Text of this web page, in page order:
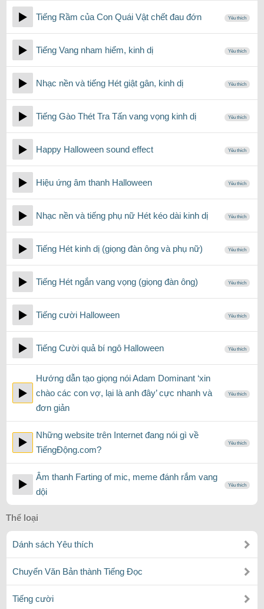
Tiếng Rầm của Con Quái Vật chết đau đớn Yêu thích
Tiếng Vang nham hiểm, kinh dị Yêu thích
Nhạc nền và tiếng Hét giật gân, kinh dị Yêu thích
Tiếng Gào Thét Tra Tấn vang vọng kinh dị Yêu thích
Happy Halloween sound effect Yêu thích
Hiệu ứng âm thanh Halloween Yêu thích
Nhạc nền và tiếng phụ nữ Hét kéo dài kinh dị Yêu thích
Tiếng Hét kinh dị (giọng đàn ông và phụ nữ) Yêu thích
Tiếng Hét ngắn vang vọng (giọng đàn ông) Yêu thích
Tiếng cười Halloween Yêu thích
Tiếng Cười quả bí ngô Halloween Yêu thích
Hướng dẫn tạo giọng nói Adam Dominant ‘xin
chào các con vợ, lại là anh đây’ cực nhanh và
đơn giản
Yêu thích
Những website trên Internet đang nói gì về
TiếngĐộng.com?
Yêu thích
Âm thanh Farting of mic, meme đánh rắm vang
dội
Yêu thích
Thể loại
Dánh sách Yêu thích
Chuyển Văn Bản thành Tiếng Đọc
Tiếng cười